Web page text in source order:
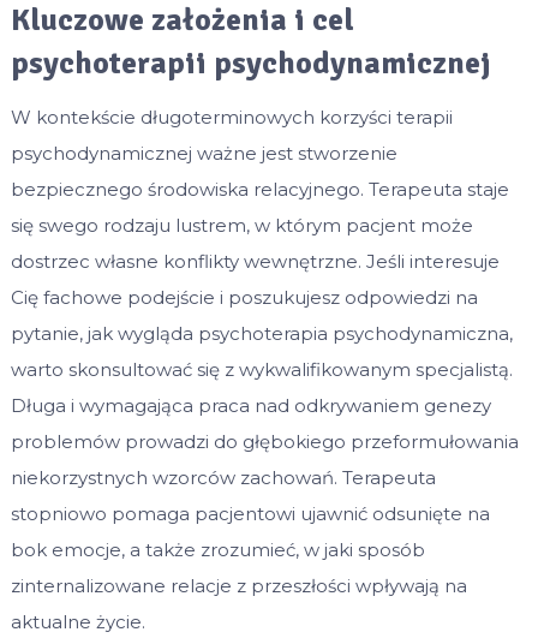
Kluczowe założenia i cel
psychoterapii psychodynamicznej
W kontekście długoterminowych korzyści terapii
psychodynamicznej ważne jest stworzenie
bezpiecznego środowiska relacyjnego. Terapeuta staje
się swego rodzaju lustrem, w którym pacjent może
dostrzec własne konflikty wewnętrzne. Jeśli interesuje
Cię fachowe podejście i poszukujesz odpowiedzi na
pytanie, jak wygląda psychoterapia psychodynamiczna,
warto skonsultować się z wykwalifikowanym specjalistą.
Długa i wymagająca praca nad odkrywaniem genezy
problemów prowadzi do głębokiego przeformułowania
niekorzystnych wzorców zachowań. Terapeuta
stopniowo pomaga pacjentowi ujawnić odsunięte na
bok emocje, a także zrozumieć, w jaki sposób
zinternalizowane relacje z przeszłości wpływają na
aktualne życie.